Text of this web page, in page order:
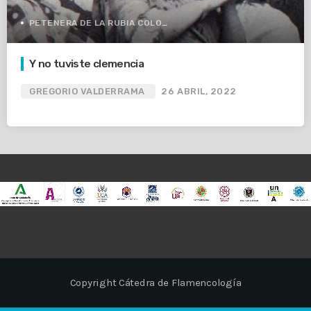
PETENERA DE LA RUBIA COLOMÉ
Y no tuviste clemencia
GREGORIO VALDERRAMA 26 ABRIL, 2022
Copyright Cátedra de Flamencología